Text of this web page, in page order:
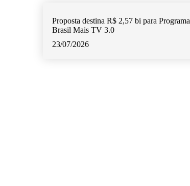
Proposta destina R$ 2,57 bi para Programa
Brasil Mais TV 3.0
23/07/2026